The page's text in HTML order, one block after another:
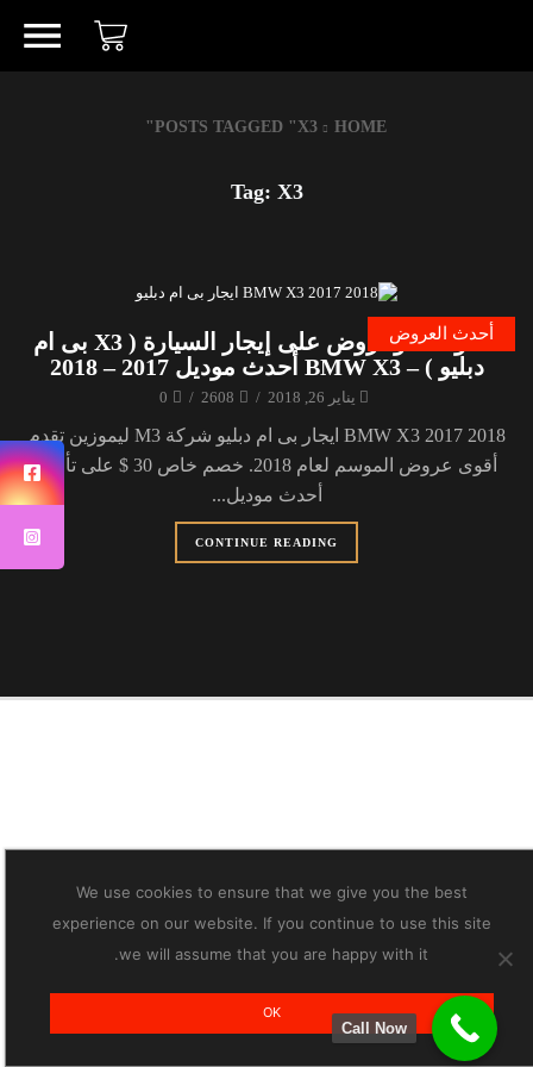
HOME
POSTS TAGGED "X3"
Tag: X3
أحدث العروض
خصومات وعروض على إيجار السيارة ( X3 بى ام
دبليو ) – BMW X3 أحدث موديل 2017 – 2018
يناير 26, 2018 /
2608
/
0
BMW X3 2017 2018 ايجار بى ام دبليو شركة M3 ليموزين تقدم
أقوى عروض الموسم لعام 2018. خصم خاص 30 $ على تأجير
أحدث موديل...
CONTINUE READING
Call Now
We use cookies to ensure that we give you the best
experience on our website. If you continue to use this site
we will assume that you are happy with it.
OK